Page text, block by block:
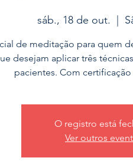
sáb., 18 de out.
de meditação para quem
desejam aplicar três
pacientes. Com
O registro está
Ver outros